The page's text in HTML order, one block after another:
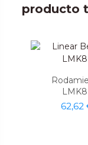
producto
62,62